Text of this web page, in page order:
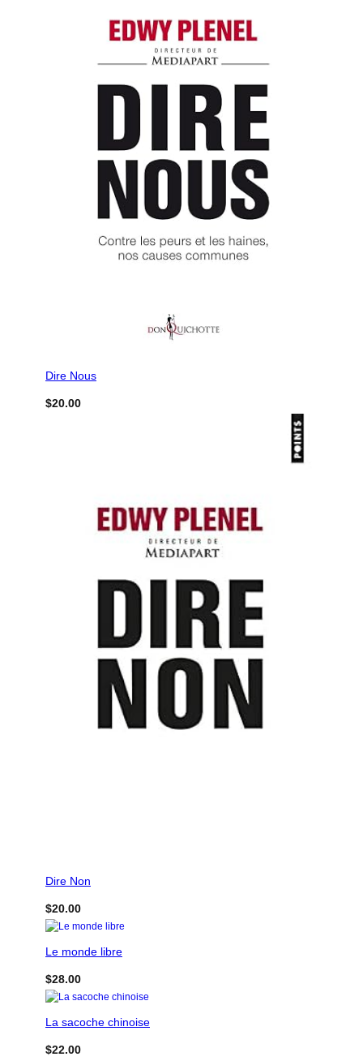
Dire Nous
$20.00
Dire Non
$20.00
Le monde libre
$28.00
La sacoche chinoise
$22.00